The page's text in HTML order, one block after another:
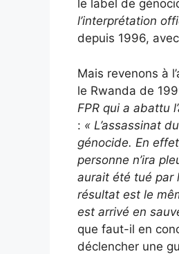
le label de
l’interprétation
depuis 1996,
Mais revenons à
le Rwanda de
FPR qui a abattu
: « L’assassinat
génocide. En
personne n’ira
aurait été tué par
résultat est le
est arrivé en
que faut-il en
déclencher une